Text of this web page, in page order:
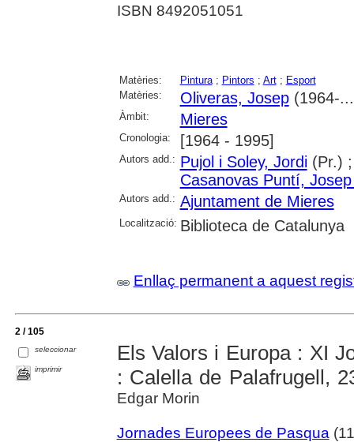
ISBN 8492051051
Matèries: Pintura; Pintors ; Art; Esport
Matèries:
Oliveras, Josep(1964-
Àmbit: Mieres
Cronologia: [1964 - 1995]
Autors add.: Pujol i Soley, Jordi(Pr.)
Casanovas Puntí,
Autors add.: Ajuntament de Mieres
Localització: Biblioteca de Catalunya
Enllaç permanent a aquest
2 / 105
seleccionar
imprimir
Els Valors i Europa : XI
: Calella de Palafrugell,
Edgar Morin
Jornades Europees de Pasqua